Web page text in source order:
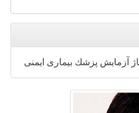
آزمایش پزشك بیماری ایمنی